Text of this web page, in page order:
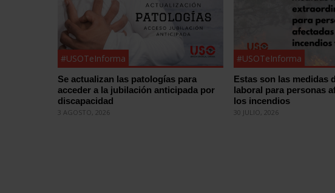
#USOTeInforma
Se actualizan las patologías para
acceder a la jubilación anticipada por
discapacidad
3 AGOSTO, 2026
#USOTeInforma
Estas son las medidas
laboral para personas
los incendios
30 JULIO, 2026